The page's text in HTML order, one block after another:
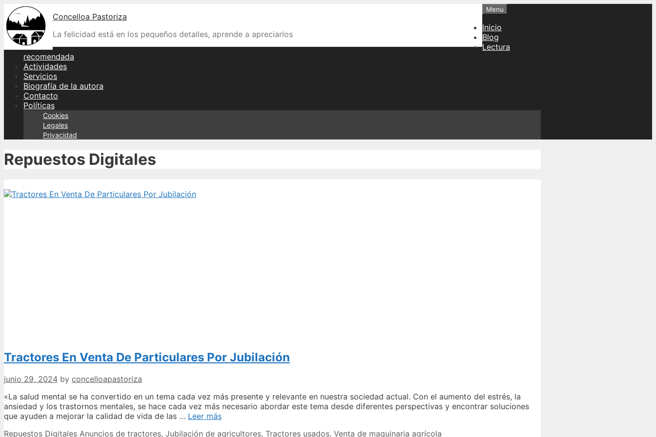
Skip
to
content
Concelloa Pastoriza
La felicidad está en los pequeños detalles, aprende a apreciarlos
Menu
Inicio
Blog
Lectura
recomendada
Actividades
Servicios
Biografía de la autora
Contacto
Políticas
Cookies
Legales
Privacidad
Repuestos Digitales
Tractores En Venta De Particulares Por Jubilación
junio 29, 2024 by concelloapastoriza
«La salud mental se ha convertido en un tema cada vez más presente y relevante en nuestra sociedad actual. Con el aumento del estrés, la
ansiedad y los trastornos mentales, se hace cada vez más necesario abordar este tema desde diferentes perspectivas y encontrar soluciones
que ayuden a mejorar la calidad de vida de las … Leer másTractores
Venta
Categories
Repuestos Digitales Tags
Anuncios de tractores, Jubilación de agricultores, Tractores usados, Venta de maquinaria agrícola